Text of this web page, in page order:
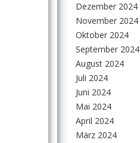
Dezember 2024
November 2024
Oktober 2024
September 2024
August 2024
Juli 2024
Juni 2024
Mai 2024
April 2024
März 2024